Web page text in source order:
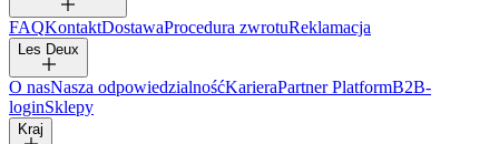
FAQKontaktDostawaProcedura zwrotuReklamacja
Les Deux
O nasNasza odpowiedzialnośćKarieraPartner PlatformB2B-
loginSklepy
Kraj